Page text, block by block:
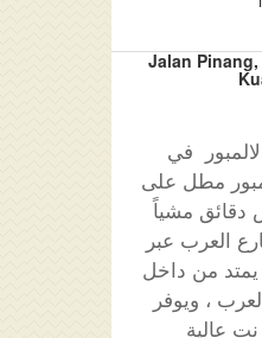
13 Jalan
في
مطل على
دقائق مشياً
العرب عبر
من داخل
، ويوفر
عالية